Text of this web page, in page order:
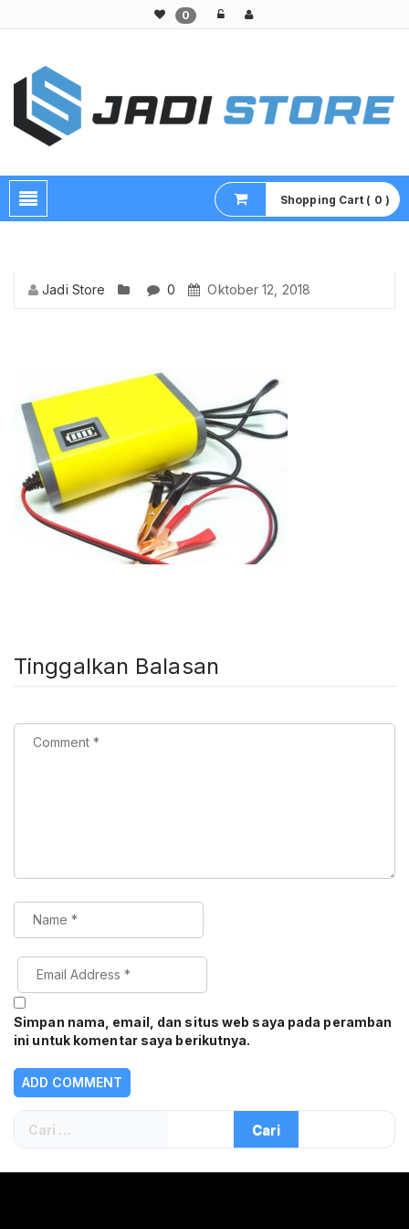
0
Shopping Cart ( 0 )
Jadi Store 0 Oktober 12, 2018
Tinggalkan Balasan
Simpan nama, email, dan situs web saya pada peramban
ini untuk komentar saya berikutnya.
Cari
untuk: